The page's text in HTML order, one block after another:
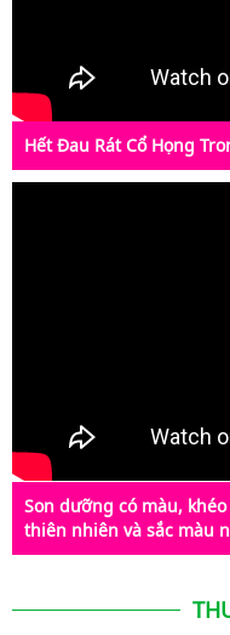
Hết Đau Rát Cổ Họng
Son dưỡng có màu,
thiên nhiên và sắc màu